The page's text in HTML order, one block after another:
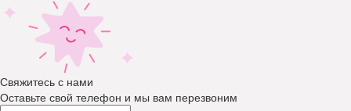
Свяжитесь с нами
Оставьте свой телефон и мы вам перезвоним